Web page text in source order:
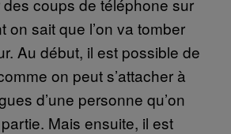
on sait que l’on va tomber
Au début, il est possible de
on peut s’attacher à
d’une personne qu’on
Mais ensuite, il est